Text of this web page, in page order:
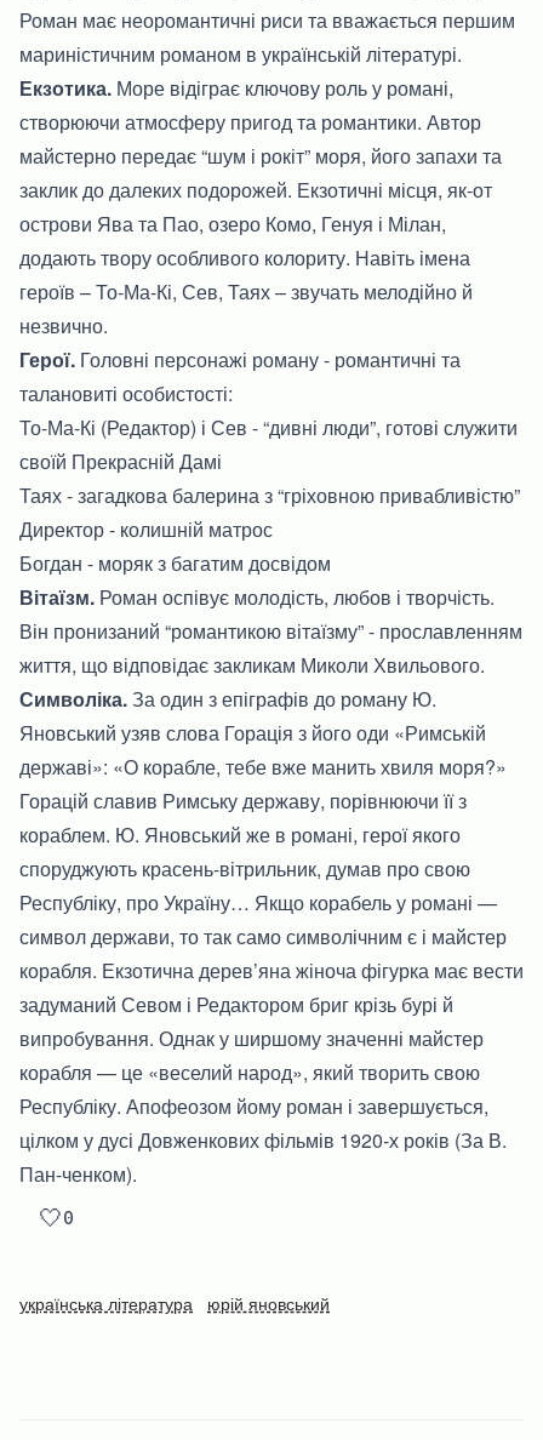
Роман має неоромантичні риси та вважається першим
мариністичним романом в українській літературі.
Екзотика. Море відіграє ключову роль у романі,
створюючи атмосферу пригод та романтики. Автор
майстерно передає “шум і рокіт” моря, його запахи та
заклик до далеких подорожей. Екзотичні місця, як-от
острови Ява та Пао, озеро Комо, Генуя і Мілан,
додають твору особливого колориту. Навіть імена
героїв – То-Ма-Кі, Сев, Таях – звучать мелодійно й
незвично.
Герої. Головні персонажі роману - романтичні та
талановиті особистості:
То-Ма-Кі (Редактор) і Сев - “дивні люди”, готові служити
своїй Прекрасній Дамі
Таях - загадкова балерина з “гріховною привабливістю”
Директор - колишній матрос
Богдан - моряк з багатим досвідом
Вітаїзм. Роман оспівує молодість, любов і творчість.
Він пронизаний “романтикою вітаїзму” - прославленням
життя, що відповідає закликам Миколи Хвильового.
Символіка.За один з епіграфів до роману Ю.
Яновський узяв слова Горація з його оди «Римській
державі»: «О корабле, тебе вже манить хвиля моря?»
Горацій славив Римську державу, порівнюючи її з
кораблем. Ю. Яновський же в романі, герої якого
споруджують красень-вітрильник, думав про свою
Республіку, про Україну… Якщо корабель у романі —
символ держави, то так само символічним є і майстер
корабля. Екзотична дерев’яна жіноча фігурка має вести
задуманий Севом і Редактором бриг крізь бурі й
випробування. Однак у ширшому значенні майстер
корабля — це «веселий народ», який творить свою
Республіку. Апофеозом йому роман і завершується,
цілком у дусі Довженкових фільмів 1920-х років (За В.
Пан-ченком).
🤍0
українська література юрій яновський